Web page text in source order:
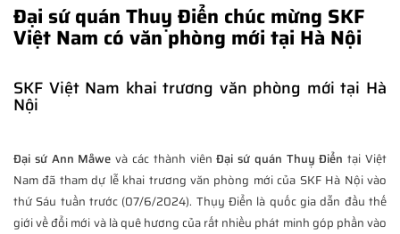
Đại sứ quán Thuỵ Điển chúc mừng SKF
Việt Nam có văn phòng mới tại Hà Nội
SKF Việt Nam khai trương văn phòng mới tại Hà
Nội
Đại sứ Ann Måwe và các thành viênĐại sứ quán Thuỵ Điển tại Việt
Nam đã tham dự lễ khai trương văn phòng mới của SKF Hà Nội vào
thứ Sáu tuần trước (07/6/2024). Thụy Điển là quốc gia dẫn đầu thế
giới về đổi mới và là quê hương của rất nhiều phát minh góp phần vào